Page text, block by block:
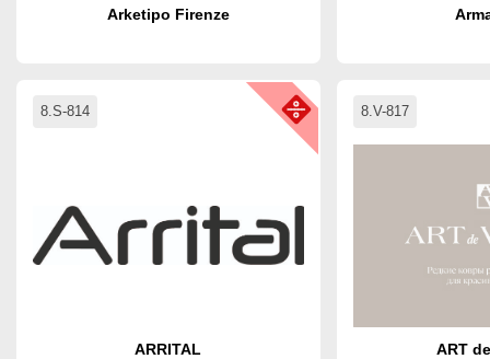
Arketipo Firenze
8.S-814
ARRITAL
8.V-817
ART